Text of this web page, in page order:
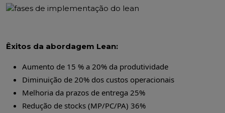
Êxitos da abordagem Lean:
Aumento de 15 % a 20% da produtividade
Diminuição de 20% dos custos operacionais
Melhoria da prazos de entrega 25%
Redução de stocks (MP/PC/PA) 36%